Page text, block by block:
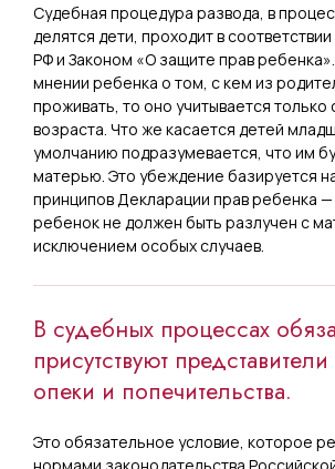
Судебная процедура развода, в
делятся дети, проходит в
РФ и Законом «О защите прав
мнении ребенка о том, с кем из
проживать, то оно учитывается только
возраста. Что же касается детей
умолчанию подразумевается, что им
матерью. Это убеждение базируется
принципов Декларации прав ребенка
ребенок не должен быть разлучен с
исключением особых случаев.
В судебных процессах
присутствуют
опеки и попечительства.
Это обязательное условие, которое